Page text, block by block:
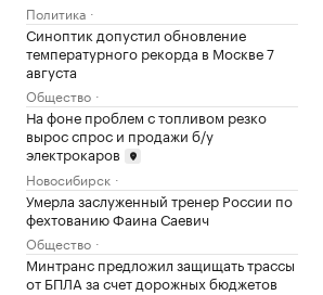
Политика
Синоптик допустил обновление
температурного рекорда в Москве 7
августа
Общество
На фоне проблем с топливом резко
вырос спрос и продажи б/у
электрокаров
Новосибирск
Умерла заслуженный тренер России по
фехтованию Фаина Саевич
Общество
Минтранс предложил защищать трассы
от БПЛА за счет дорожных бюджетов